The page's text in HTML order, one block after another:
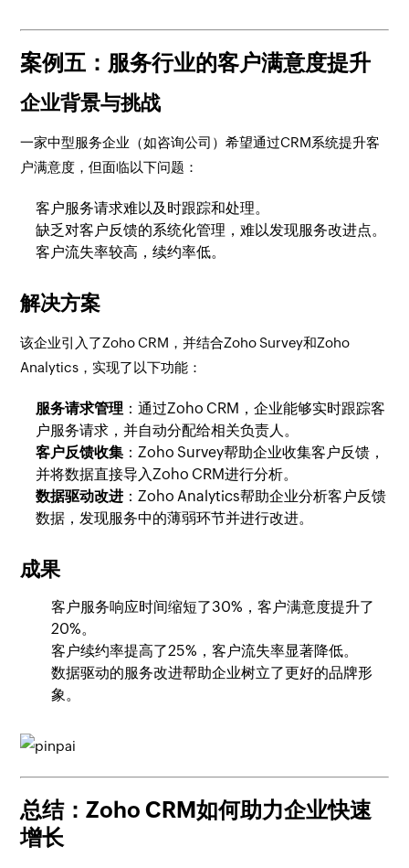
案例五：服务行业的客户满意度提升
企业背景与挑战
一家中型服务企业（如咨询公司）希望通过CRM系统提升客
户满意度，但面临以下问题：
客户服务请求难以及时跟踪和处理。
缺乏对客户反馈的系统化管理，难以发现服务改进点。
客户流失率较高，续约率低。
解决方案
该企业引入了Zoho CRM，并结合Zoho Survey和Zoho
Analytics，实现了以下功能：
服务请求管理 ：通过Zoho CRM，企业能够实时跟踪客
户服务请求，并自动分配给相关负责人。
客户反馈收集 ：Zoho Survey帮助企业收集客户反馈，
并将数据直接导入Zoho CRM进行分析。
数据驱动改进 ：Zoho Analytics帮助企业分析客户反馈
数据，发现服务中的薄弱环节并进行改进。
成果
客户服务响应时间缩短了30%，客户满意度提升了
20%。
客户续约率提高了25%，客户流失率显著降低。
数据驱动的服务改进帮助企业树立了更好的品牌形
象。
总结：Zoho CRM如何助力企业快速
增长